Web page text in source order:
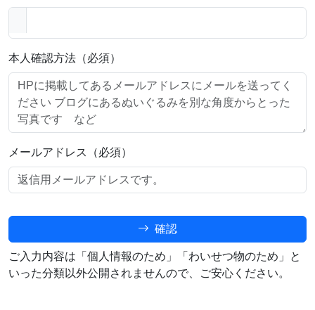
本人確認方法（必須）
メールアドレス（必須）
確認
ご入力内容は「個人情報のため」「わいせつ物のため」と
いった分類以外公開されませんので、ご安心ください。